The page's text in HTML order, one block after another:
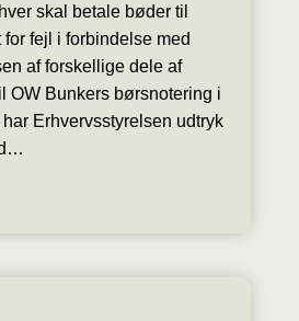
skal betale bøder til
fejl i forbindelse med
af forskellige dele af
OW Bunkers børsnotering i
Erhvervsstyrelsen udtryk